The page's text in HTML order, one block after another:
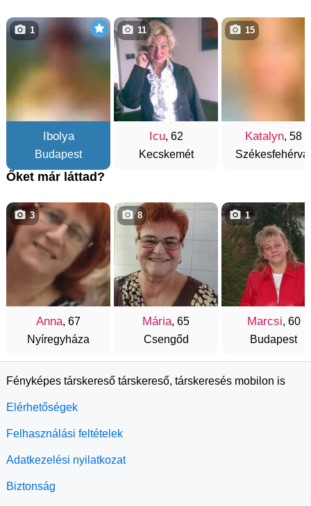
Ibolya
Budapest
1
Icu, 62
Kecskemét
11
Katalyn, 58
15
Őket már láttad?
Anna, 67
Nyíregyháza
3
Mária, 65
Csengőd
8
Marcsi, 60
Budapest
1
Fényképes társkereső társkereső, társkeresés mobilon is
Elérhetőségek
Felhasználási feltételek
Adatkezelési nyilatkozat
Biztonság